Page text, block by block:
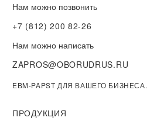
Нам можно позвонить
+7 (812) 200 82-26
Нам можно написать
ZAPROS@OBORUDRUS.RU
EBM-PAPST ДЛЯ ВАШЕГО БИЗНЕСА.
ПРОДУКЦИЯ